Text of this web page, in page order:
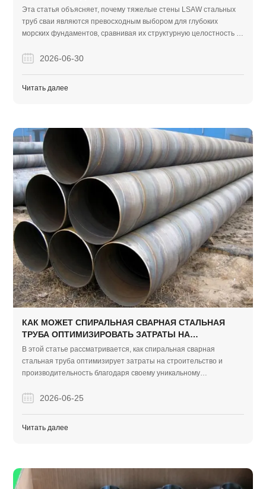
ФУНДАМЕНТЫ?
Эта статья объясняет, почему тяжелые стены LSAW стальных
труб сваи являются превосходным выбором для глубоких
морских фундаментов, сравнивая их структурную целостность и
производства. Он подчеркивает, как точное формирование JCOE
усталостный отказ.
2026-06-30
Читать далее
КАК МОЖЕТ СПИРАЛЬНАЯ СВАРНАЯ СТАЛЬНАЯ
ТРУБА ОПТИМИЗИРОВАТЬ ЗАТРАТЫ НА
СТРОИТЕЛЬСТВО?
В этой статье рассматривается, как спиральная сварная
стальная труба оптимизирует затраты на строительство и
производительность благодаря своему уникальному
Он также подчеркивает реальный опыт проектов на
2026-06-25
Читать далее